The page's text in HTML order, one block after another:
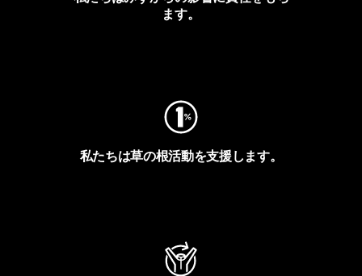
ます。
私たちは草の根活動を支援します。